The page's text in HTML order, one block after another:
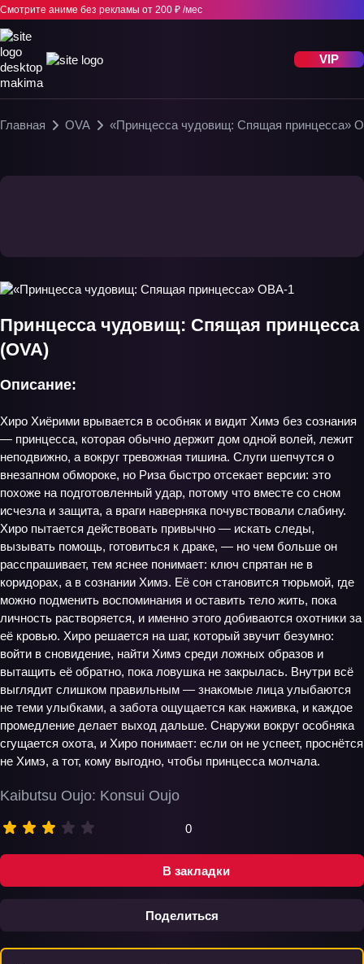
Смотрите аниме без рекламы от 200 ₽ /мес
VIP
Главная OVA «Принцесса чудовищ: Спящая принцесса»
В закладки
Поделиться
Принцесса чудовищ: Спящая принцесса
(OVA)
Kaibutsu Oujo: Konsui Oujo
0
Описание:
Хиро Хиёрими врывается в особняк и видит Химэ без сознания
— принцесса, которая обычно держит дом одной волей, лежит
неподвижно, а вокруг тревожная тишина. Слуги шепчутся о
внезапном обмороке, но Риза быстро отсекает версии: это
похоже на подготовленный удар, потому что вместе со сном
исчезла и защита, а враги наверняка почувствовали слабину.
Хиро пытается действовать привычно — искать следы,
вызывать помощь, готовиться к драке, — но чем больше он
расспрашивает, тем яснее понимает: ключ спрятан не в
коридорах, а в сознании Химэ. Её сон становится тюрьмой, где
можно подменить воспоминания и оставить тело жить, пока
личность растворяется, и именно этого добиваются охотники за
её кровью. Хиро решается на шаг, который звучит безумно:
войти в сновидение, найти Химэ среди ложных образов и
вытащить её обратно, пока ловушка не закрылась. Внутри всё
выглядит слишком правильным — знакомые лица улыбаются
не теми улыбками, а забота ощущается как наживка, и каждое
промедление делает выход дальше. Снаружи вокруг особняка
сгущается охота, и Хиро понимает: если он не успеет, проснётся
не Химэ, а тот, кому выгодно, чтобы принцесса молчала.